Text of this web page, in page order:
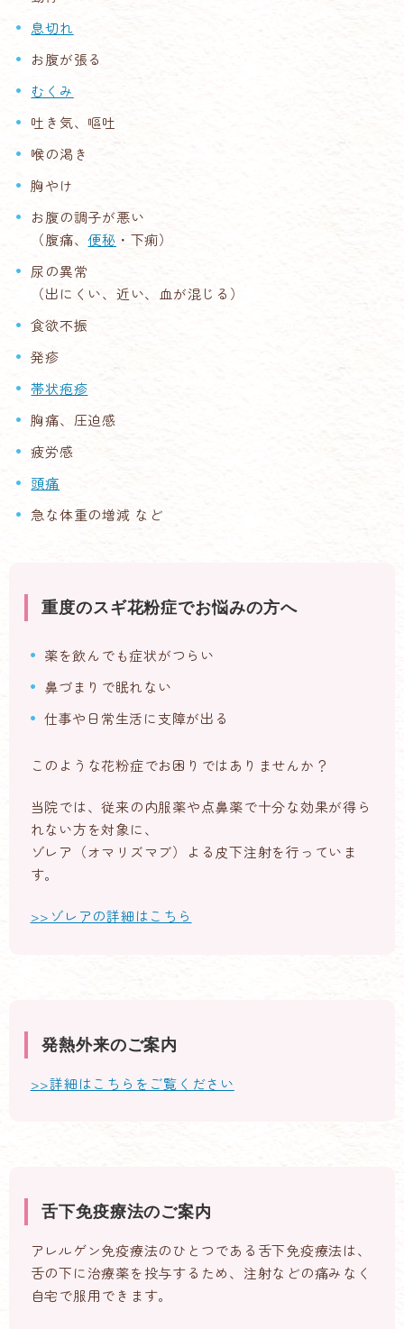
息切れ
お腹が張る
むくみ
吐き気、嘔吐
喉の渇き
胸やけ
お腹の調子が悪い
（腹痛、便秘 ・下痢）
尿の異常
（出にくい、近い、血が混じる）
食欲不振
発疹
帯状疱疹
胸痛、圧迫感
疲労感
頭痛
急な体重の増減 など
重度のスギ花粉症でお悩みの方へ
薬を飲んでも症状がつらい
鼻づまりで眠れない
仕事や日常生活に支障が出る
このような花粉症でお困りではありませんか？
当院では、従来の内服薬や点鼻薬で十分な効果が得ら
れない方を対象に、
ゾレア（オマリズマブ）よる皮下注射を行っていま
す。
>>ゾレアの詳細はこちら
発熱外来のご案内
>>詳細はこちらをご覧ください
舌下免疫療法のご案内
アレルゲン免疫療法のひとつである舌下免疫療法は、
舌の下に治療薬を投与するため、注射などの痛みなく
自宅で服用できます。